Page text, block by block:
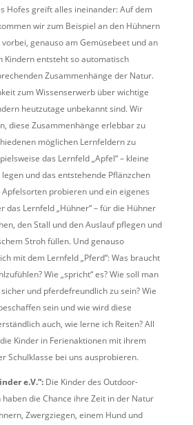
Hofes greift alles ineinander: Auf dem
wir zum Beispiel an den Hühnern
genauso am Gemüsebeet und an
Kindern entsteht so automatisch
Zusammenhänge der Natur.
zum Wissenserwerb über wichtige
heutzutage unbekannt sind. Wir
diese Zusammenhänge erlebbar zu
möglichen Lernfeldern zu
das Lernfeld „Apfel“ – kleine
und das entstehende Pflänzchen
probieren und ein eigenes
das Lernfeld „Hühner“ – für die Hühner
den Stall und den Auslauf pflegen und
Stroh füllen. Und genauso
mit dem Lernfeld „Pferd“: Was braucht
Wie „spricht“ es? Wie soll man
und pferdefreundlich zu sein? Wie
sein und wie wird diese
auch, wie lerne ich Reiten? All
Kinder in Ferienaktionen mit ihrem
Schulklasse bei uns ausprobieren.
e.V.“:Die Kinder des Outdoor-
die Chance ihre Zeit in der Natur
Zwergziegen, einem Hund und